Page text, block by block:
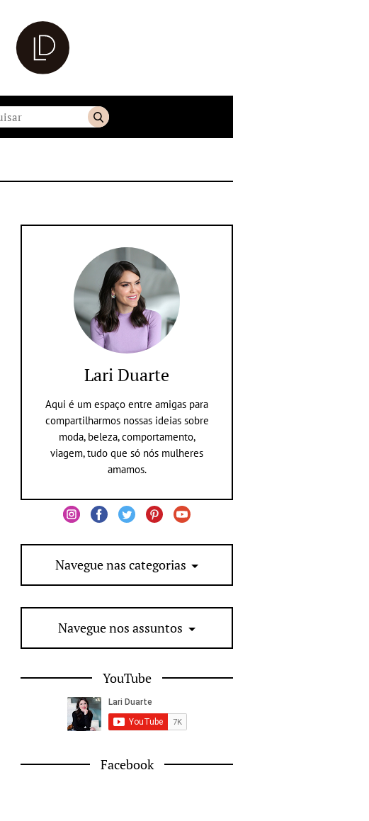
Lari Duarte
Aqui é um espaço entre amigas para
compartilharmos nossas ideias sobre
moda, beleza, comportamento,
viagem, tudo que só nós mulheres
amamos.
Navegue nas categorias
Navegue nos assuntos
YouTube
Facebook